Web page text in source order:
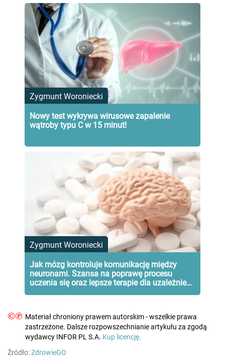
Zygmunt Woroniecki
Nowy test wykrywa wirusowe zapalenie
wątroby typu C w 15 minut!
Zygmunt Woroniecki
Jak mózg kontroluje komunikację między
neuronami. Szansa na poprawę procesu
uczenia się oraz lepsze terapie dla uzależnień i
©℗ Materiał chroniony prawem autorskim - wszelkie prawa
zastrzeżone. Dalsze rozpowszechnianie artykułu za zgodą
wydawcy INFOR PL S.A. Kup licencję.
Źródło:ZdrowieGO